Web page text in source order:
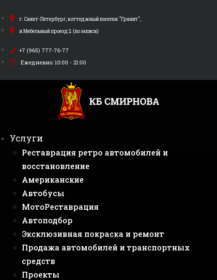
к
содержимому
г. Санкт-Петербург, коттеджный поселок "Гранит",
и Мебельный проезд 2 (по записи)
+7 (965) 777-76-77
Ежедневно: 10:00 - 21:00
Услуги
Реставрация ретро автомобилей и
восстановление
Американские
Автобусы
МотоРеставрация
Автоподбор
Эксклюзивная покраска и ремонт
Продажа автомобилей и транспортных
средств
Проекты